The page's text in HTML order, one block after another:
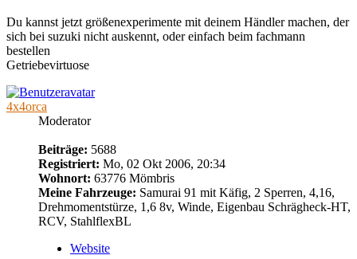
Du kannst jetzt größenexperimente mit deinem Händler machen, der
sich bei suzuki nicht auskennt, oder einfach beim fachmann
bestellen
Getriebevirtuose
4x4orca
Moderator
Beiträge: 5688
Registriert: Mo, 02 Okt 2006, 20:34
Wohnort: 63776 Mömbris
Meine Fahrzeuge: Samurai 91 mit Käfig, 2 Sperren, 4,16,
Drehmomentstürze, 1,6 8v, Winde, Eigenbau Schrägheck-HT,
RCV, StahlflexBL
Website